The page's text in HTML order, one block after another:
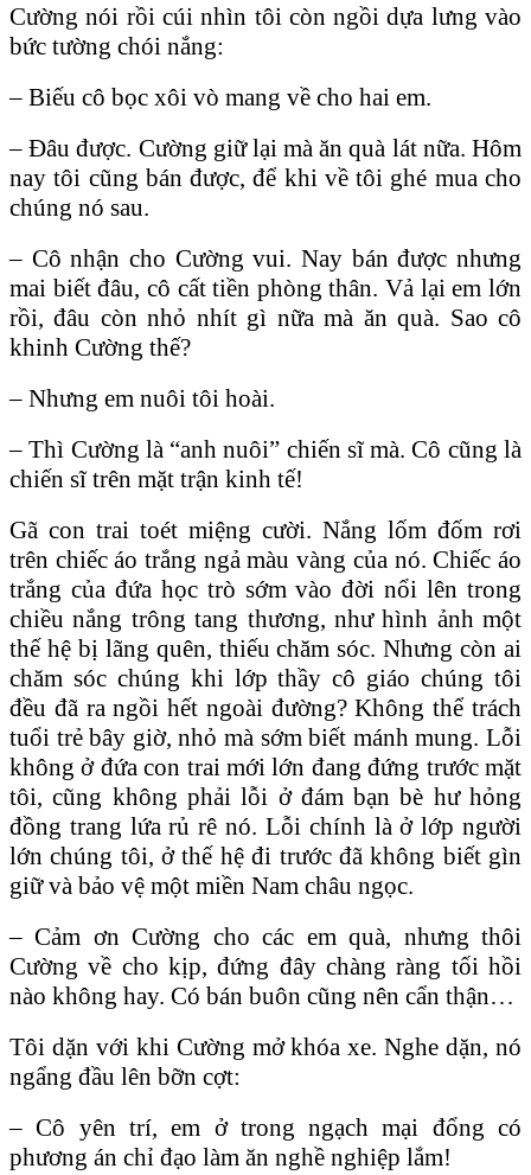
Cường nói rồi cúi nhìn tôi còn ngồi dựa lưng vào
bức tường chói nắng:
– Biếu cô bọc xôi vò mang về cho hai em.
– Đâu được. Cường giữ lại mà ăn quà lát nữa. Hôm
nay tôi cũng bán được, để khi về tôi ghé mua cho
chúng nó sau.
– Cô nhận cho Cường vui. Nay bán được nhưng
mai biết đâu, cô cất tiền phòng thân. Vả lại em lớn
rồi, đâu còn nhỏ nhít gì nữa mà ăn quà. Sao cô
khinh Cường thế?
– Nhưng em nuôi tôi hoài.
– Thì Cường là “anh nuôi” chiến sĩ mà. Cô cũng là
chiến sĩ trên mặt trận kinh tế!
Gã con trai toét miệng cười. Nắng lốm đốm rơi
trên chiếc áo trắng ngả màu vàng của nó. Chiếc áo
trắng của đứa học trò sớm vào đời nổi lên trong
chiều nắng trông tang thương, như hình ảnh một
thế hệ bị lãng quên, thiếu chăm sóc. Nhưng còn ai
chăm sóc chúng khi lớp thầy cô giáo chúng tôi
đều đã ra ngồi hết ngoài đường? Không thể trách
tuổi trẻ bây giờ, nhỏ mà sớm biết mánh mung. Lỗi
không ở đứa con trai mới lớn đang đứng trước mặt
tôi, cũng không phải lỗi ở đám bạn bè hư hỏng
đồng trang lứa rủ rê nó. Lỗi chính là ở lớp người
lớn chúng tôi, ở thế hệ đi trước đã không biết gìn
giữ và bảo vệ một miền Nam châu ngọc.
– Cảm ơn Cường cho các em quà, nhưng thôi
Cường về cho kịp, đứng đây chàng ràng tối hồi
nào không hay. Có bán buôn cũng nên cẩn thận…
Tôi dặn với khi Cường mở khóa xe. Nghe dặn, nó
ngẩng đầu lên bỡn cợt:
– Cô yên trí, em ở trong ngạch mại đổng có
phương án chỉ đạo làm ăn nghề nghiệp lắm!